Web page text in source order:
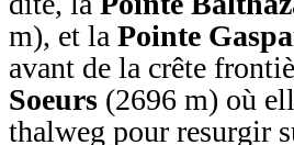
m), et la Pointe
avant de la crête
Soeurs (2696 m) où
thalweg pour resurgir